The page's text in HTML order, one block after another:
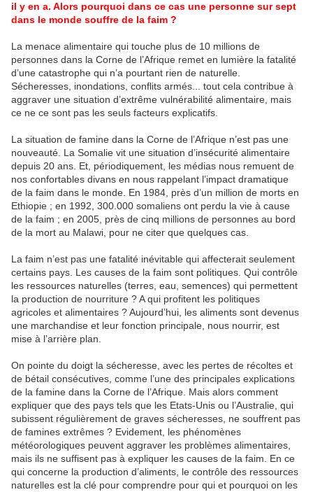
il y en a. Alors pourquoi dans ce cas une personne sur sept
dans le monde souffre de la faim ?
La menace alimentaire qui touche plus de 10 millions de
personnes dans la Corne de l’Afrique remet en lumière la fatalité
d’une catastrophe qui n’a pourtant rien de naturelle.
Sécheresses, inondations, conflits armés... tout cela contribue à
aggraver une situation d’extrême vulnérabilité alimentaire, mais
ce ne ce sont pas les seuls facteurs explicatifs.
La situation de famine dans la Corne de l’Afrique n’est pas une
nouveauté. La Somalie vit une situation d’insécurité alimentaire
depuis 20 ans. Et, périodiquement, les médias nous remuent de
nos confortables divans en nous rappelant l’impact dramatique
de la faim dans le monde. En 1984, près d’un million de morts en
Ethiopie ; en 1992, 300.000 somaliens ont perdu la vie à cause
de la faim ; en 2005, près de cinq millions de personnes au bord
de la mort au Malawi, pour ne citer que quelques cas.
La faim n’est pas une fatalité inévitable qui affecterait seulement
certains pays. Les causes de la faim sont politiques. Qui contrôle
les ressources naturelles (terres, eau, semences) qui permettent
la production de nourriture ? A qui profitent les politiques
agricoles et alimentaires ? Aujourd’hui, les aliments sont devenus
une marchandise et leur fonction principale, nous nourrir, est
mise à l’arrière plan.
On pointe du doigt la sécheresse, avec les pertes de récoltes et
de bétail consécutives, comme l’une des principales explications
de la famine dans la Corne de l’Afrique. Mais alors comment
expliquer que des pays tels que les Etats-Unis ou l’Australie, qui
subissent régulièrement de graves sécheresses, ne souffrent pas
de famines extrêmes ? Evidement, les phénomènes
météorologiques peuvent aggraver les problèmes alimentaires,
mais ils ne suffisent pas à expliquer les causes de la faim. En ce
qui concerne la production d’aliments, le contrôle des ressources
naturelles est la clé pour comprendre pour qui et pourquoi on les